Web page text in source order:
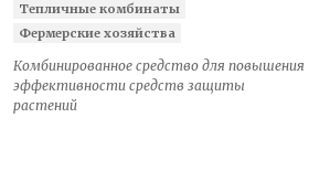
Тепличные комбинаты
Фермерские хозяйства
Комбинированное средство для повышения
эффективности средств защиты
растений